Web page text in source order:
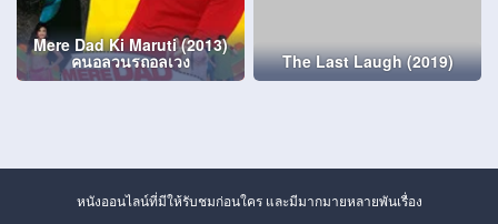
Mere Dad Ki Maruti (2013)
คนอลวนรถอลเวง The Last Laugh (2019)
หนังออนไลน์ที่มีให้รับชมก่อนใคร และมีมากมายหลายพันเรื่อง